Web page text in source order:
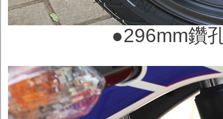
●296mm鑽